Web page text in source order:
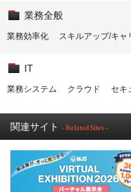
業務全般
業務効率化 スキルアップ/キャ
IT
業務システム クラウド セキ
関連サイト - Related Sites -